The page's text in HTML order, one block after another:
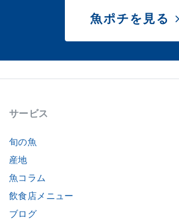
魚ポチを見る
サービス
旬の魚
産地
魚コラム
飲食店メニュー
ブログ